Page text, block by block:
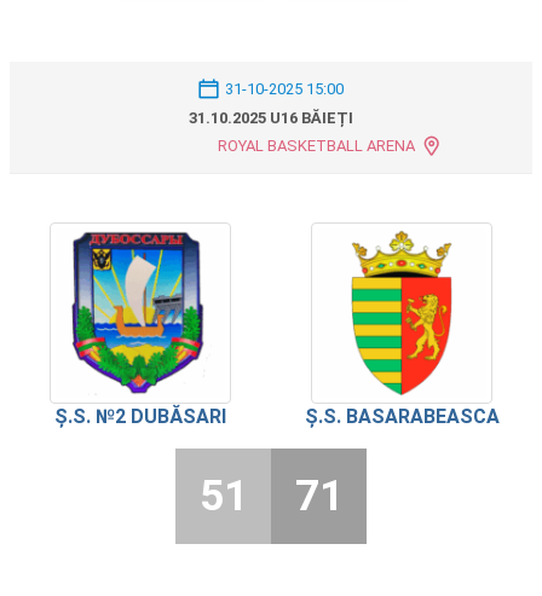
31-10-2025 15:00
31.10.2025 U16 BĂIEȚI
ROYAL BASKETBALL ARENA
Ș.S. №2 DUBĂSARI Ș.S. BASARABEASCA
51 71